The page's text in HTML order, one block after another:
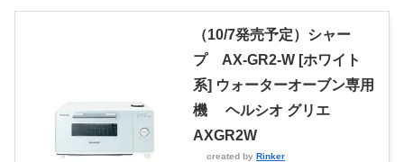
（10/7発売予定）シャー
プ AX-GR2-W [ホワイト
系] ウォーターオーブン専用
機 ヘルシオ グリエ
AXGR2W
created by Rinker